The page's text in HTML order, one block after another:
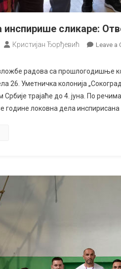
сликаре:
Кристијан Ђорђевић Leave a
радова са прошлогодишње
26. Уметничка колонија
трајаће до 4. јуна. По
године локовна дела